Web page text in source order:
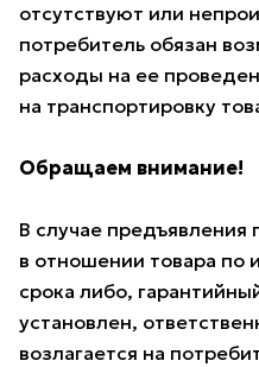
отсутствуют или
потребитель обязан
расходы на ее
на транспортировку
Обращаем внимание!
В случае
в отношении товара по
срока либо,
установлен,
возлагается на